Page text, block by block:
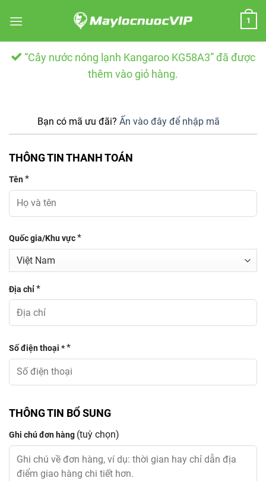
1
“Cây nước nóng lạnh Kangaroo KG58A3” đã được
thêm vào giỏ hàng.
Bạn có mã ưu đãi? Ấn vào đây để nhập mã
THÔNG TIN THANH TOÁN
Tên*
Quốc gia/Khu vực*
Địa chỉ*
Số điện thoại **
THÔNG TIN BỔ SUNG
Ghi chú đơn hàng (tuỳ chọn)